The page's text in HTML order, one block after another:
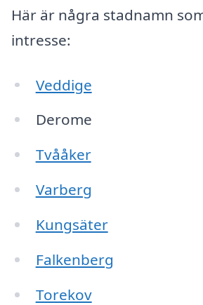
Här är några stadnamn
intresse:
Veddige
Derome
Tvååker
Varberg
Kungsäter
Falkenberg
Torekov